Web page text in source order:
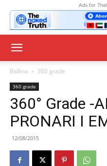
Ads for
Ballina 360 grade
360 grade
360° Grade -
PRONARI I
12/08/2015